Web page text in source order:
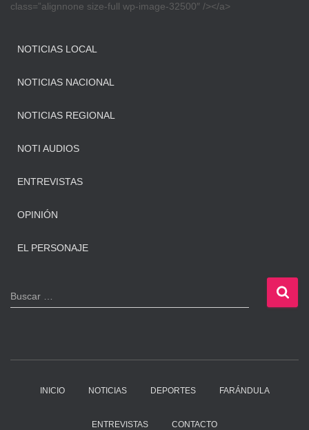
class=”alignnone size-full wp-image-32500″ /></a>
NOTICIAS LOCAL
NOTICIAS NACIONAL
NOTICIAS REGIONAL
NOTI AUDIOS
ENTREVISTAS
OPINIÓN
EL PERSONAJE
B
u
Buscar …
INICIO NOTICIAS DEPORTES FARÁNDULA
ENTREVISTAS CONTACTO